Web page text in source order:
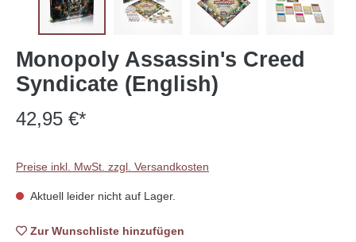
Monopoly Assassin's Creed
Syndicate (English)
42,95 €*
Preise inkl. MwSt. zzgl. Versandkosten
Aktuell leider nicht auf Lager.
Zur Wunschliste